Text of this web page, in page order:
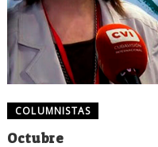
COLUMNISTAS
Octubre